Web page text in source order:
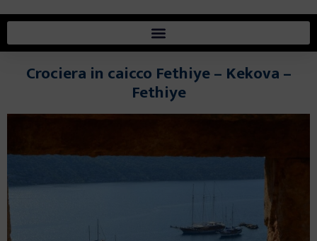
Crociera in caicco Fethiye – Kekova –
Fethiye